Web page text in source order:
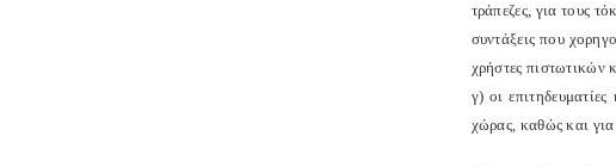
τράπεζες, για τους
συντάξεις που
χρήστες πιστωτικών
γ) οι
χώρας, καθώς και για